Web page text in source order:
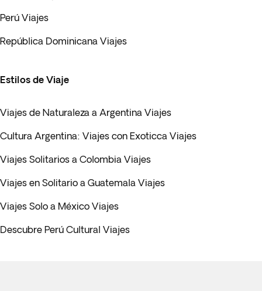
Perú Viajes
República Dominicana Viajes
Estilos de Viaje
Viajes de Naturaleza a Argentina Viajes
Cultura Argentina: Viajes con Exoticca Viajes
Viajes Solitarios a Colombia Viajes
Viajes en Solitario a Guatemala Viajes
Viajes Solo a México Viajes
Descubre Perú Cultural Viajes